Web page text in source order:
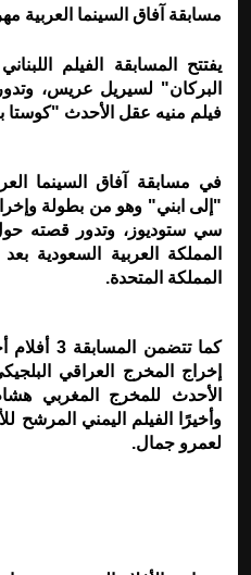
مسابقة آفاق السينما العربية
يفتتح المسابقة الفيلم
البركان" لسيريل عريس،
فيلم منيه عقل الأحدث "كوستا
في مسابقة آفاق السينما
"إلى ابني" وهو من بطولة
سي ستوديوز، وتدور قصته
المملكة العربية السعودية
المملكة المتحدة.
كما
إخراج المخرج العراقي
الأحدث للمخرج المغربي
وأخيرًا الفيلم اليمني المرشح
لعمرو جمال.